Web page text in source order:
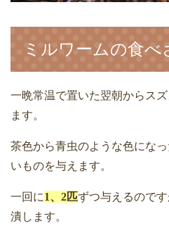
ミルワームの食べ
一晩常温で置いた翌朝からス
ます。
茶色から青虫のような色にな
いものを与えます。
一回に1、 2匹ずつ与えるので
潰します。